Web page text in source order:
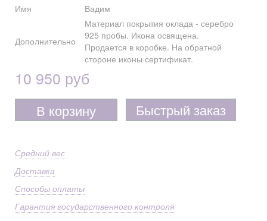
Имя
Вадим
Дополнительно
Материал покрытия оклада - серебро
925 пробы. Икона освящена.
Продается в коробке. На обратной
стороне иконы сертификат.
10 950 руб
В корзину Быстрый заказ
Средний вес
Доставка
Способы оплаты
Гарантия государственного контроля